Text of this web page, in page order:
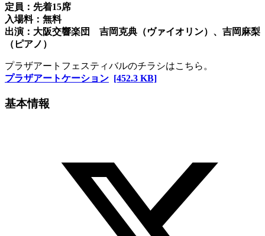
定員：先着15席
入場料：無料
出演：大阪交響楽団 吉岡克典（ヴァイオリン）、吉岡麻梨
（ピアノ）
プラザアートフェスティバルのチラシはこちら。
プラザアートケーション [452.3 KB]
基本情報